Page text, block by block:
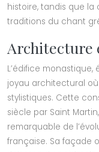
histoire, tandis que
traditions du chant
Architecture
L’édifice
joyau architectural
stylistiques. Cette
siècle par Saint
remarquable de
française. Sa façade